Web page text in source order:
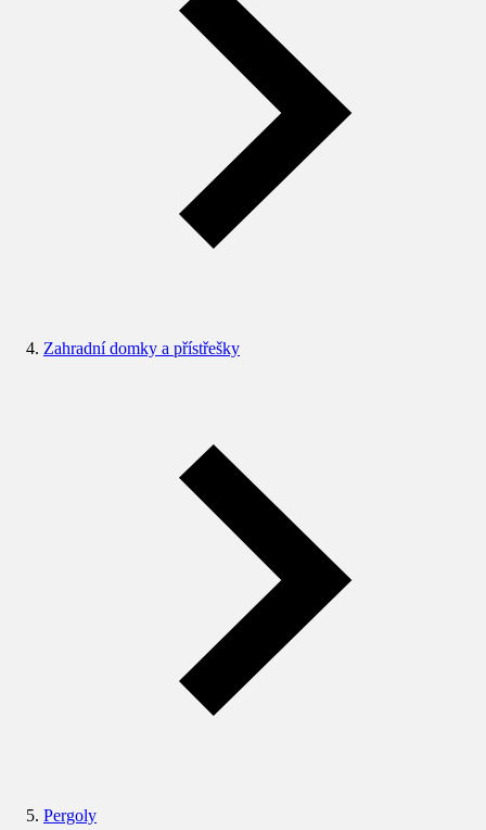
Zahradní domky a přístřešky
Pergoly